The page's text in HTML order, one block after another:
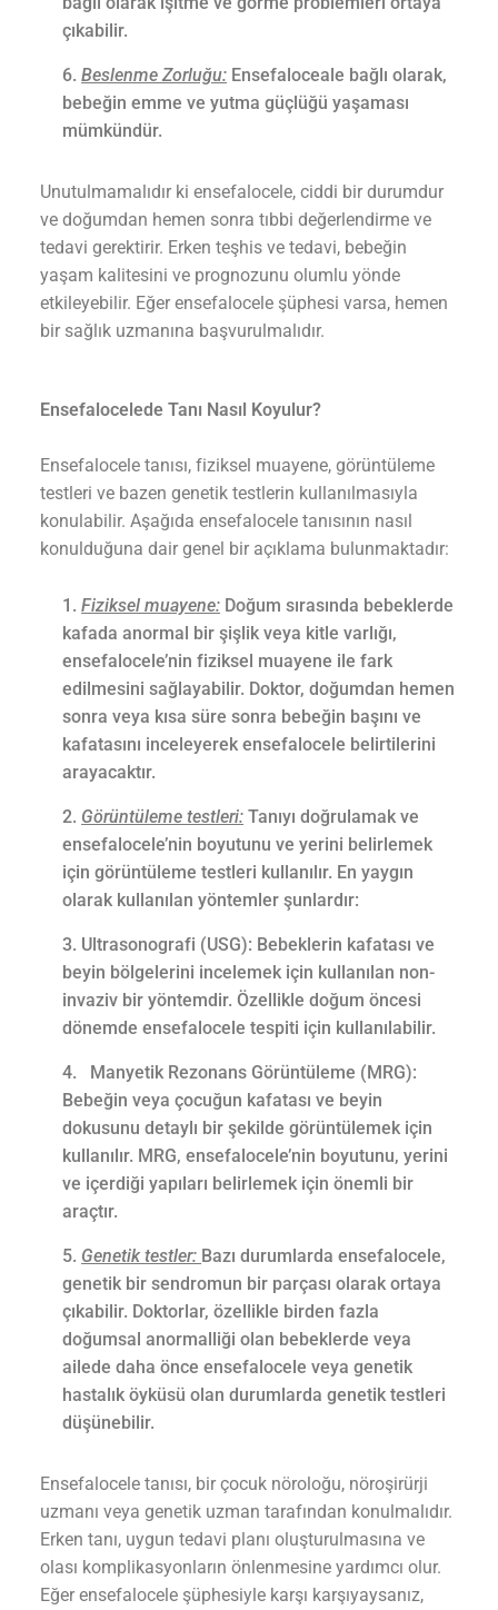
çıkabilir.
Beslenme Zorluğu: Ensefaloceale bağlı olarak,
bebeğin emme ve yutma güçlüğü yaşaması
mümkündür.
Unutulmamalıdır ki ensefalocele, ciddi bir durumdur
ve doğumdan hemen sonra tıbbi değerlendirme ve
tedavi gerektirir. Erken teşhis ve tedavi, bebeğin
yaşam kalitesini ve prognozunu olumlu yönde
etkileyebilir. Eğer ensefalocele şüphesi varsa, hemen
bir sağlık uzmanına başvurulmalıdır.
Ensefalocelede Tanı Nasıl Koyulur?
Ensefalocele tanısı, fiziksel muayene, görüntüleme
testleri ve bazen genetik testlerin kullanılmasıyla
konulabilir. Aşağıda ensefalocele tanısının nasıl
konulduğuna dair genel bir açıklama bulunmaktadır:
Fiziksel muayene: Doğum sırasında bebeklerde
kafada anormal bir şişlik veya kitle varlığı,
ensefalocele’nin fiziksel muayene ile fark
edilmesini sağlayabilir. Doktor, doğumdan hemen
sonra veya kısa süre sonra bebeğin başını ve
kafatasını inceleyerek ensefalocele belirtilerini
arayacaktır.
Görüntüleme testleri: Tanıyı doğrulamak ve
ensefalocele’nin boyutunu ve yerini belirlemek
için görüntüleme testleri kullanılır. En yaygın
olarak kullanılan yöntemler şunlardır:
Ultrasonografi (USG): Bebeklerin kafatası ve
beyin bölgelerini incelemek için kullanılan non-
invaziv bir yöntemdir. Özellikle doğum öncesi
dönemde ensefalocele tespiti için kullanılabilir.
Manyetik Rezonans Görüntüleme (MRG):
Bebeğin veya çocuğun kafatası ve beyin
dokusunu detaylı bir şekilde görüntülemek için
kullanılır. MRG, ensefalocele’nin boyutunu, yerini
ve içerdiği yapıları belirlemek için önemli bir
araçtır.
Genetik testler: Bazı durumlarda ensefalocele,
genetik bir sendromun bir parçası olarak ortaya
çıkabilir. Doktorlar, özellikle birden fazla
doğumsal anormalliği olan bebeklerde veya
ailede daha önce ensefalocele veya genetik
hastalık öyküsü olan durumlarda genetik testleri
düşünebilir.
Ensefalocele tanısı, bir çocuk nöroloğu, nöroşirürji
uzmanı veya genetik uzman tarafından konulmalıdır.
Erken tanı, uygun tedavi planı oluşturulmasına ve
olası komplikasyonların önlenmesine yardımcı olur.
Eğer ensefalocele şüphesiyle karşı karşıyaysanız,